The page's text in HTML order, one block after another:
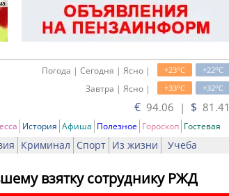
+22oC
+23oC
Погода | Сегодня | Ясно |
+32oC
+33oC
Завтра | Ясно |
€ 94.06 | $ 81.41
История Афиша Полезное Гороскоп Гостевая
Криминал Спорт Из жизни Учеба
взятку сотруднику РЖД